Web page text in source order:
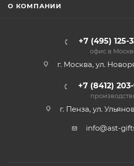
О КОМПАНИИ
+7 (495) 125-
офис в
г. Москва, ул.
+7 (8412)
г. Пенза, ул.
info@ast-